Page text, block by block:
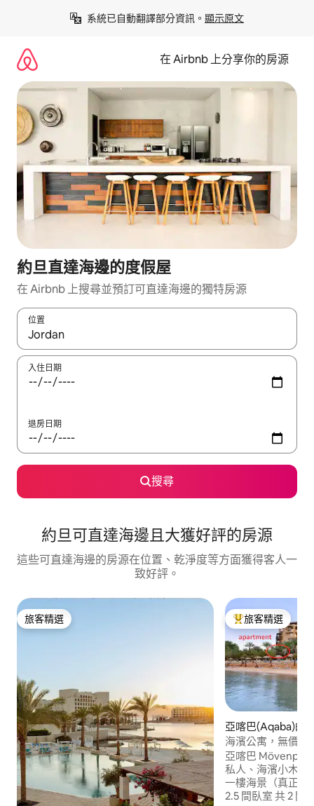
系統已自動翻譯部分資訊。 顯示原文
在 Airbnb 上分享你的房源
約旦直達海邊的度假屋
在 Airbnb 上搜尋並預訂可直達海邊的獨特房源
位置
如有搜尋結果，瀏覽內容時請使用上下箭頭，或輕點、滑動裝置。
入住日期
退房日期
搜尋
約旦可直達海邊且大獲好評的房源
這些可直達海邊的房源在位置、乾淨度等方面獲得客人一
致好評。
旅客精選
旅客精選 旅客精選榜首
旅客精選
亞喀巴(Aqaba)的
海濱公寓，無價海
亞喀巴
私人、海濱小木屋
一樓海景（真正獨
2.5 間臥室 共 2 間